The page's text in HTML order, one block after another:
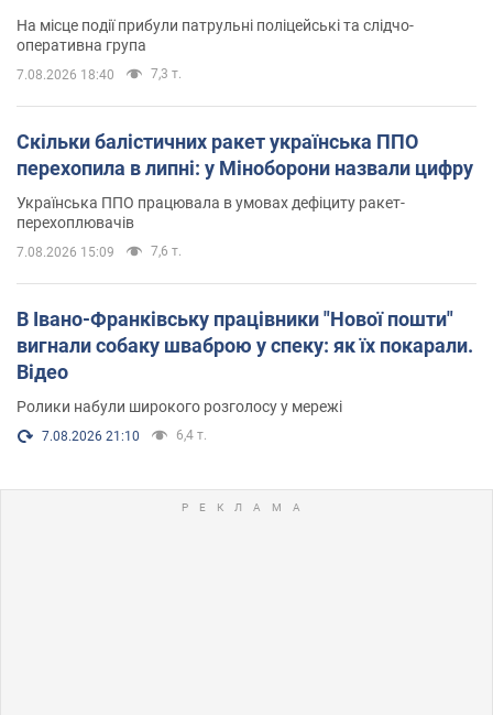
На місце події прибули патрульні поліцейські та слідчо-
оперативна група
7.08.2026 18:40 7,3 т.
Скільки балістичних ракет українська ППО
перехопила в липні: у Міноборони назвали цифру
Українська ППО працювала в умовах дефіциту ракет-
перехоплювачів
7.08.2026 15:09 7,6 т.
В Івано-Франківську працівники "Нової пошти"
вигнали собаку шваброю у спеку: як їх покарали.
Відео
Ролики набули широкого розголосу у мережі
7.08.2026 21:10 6,4 т.